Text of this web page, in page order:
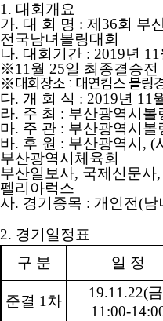
1. 대회개요
가. 대 회 명 : 제 36회 부
전국남녀볼링대회
나. 대회기간 : 2019년 11
※11 월 25일 최종결승전
※대회장소 : 대연킴스 볼
다. 개 회 식 : 2019년 11
라. 주 최 : 부산광역시볼
마. 주 관 : 부산광역시볼
바. 후 원 : 부산광역시 , (
부산광역시체육회
부산일보사, 국제신문사,
펠리아럭스
사. 경기종목 : 개인전(남
2. 경기일정표
구 분
일 정
준결 1 차
19.11.22(금
11:00-